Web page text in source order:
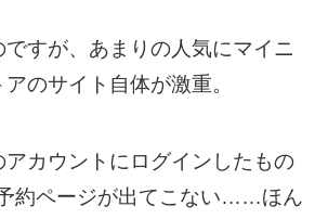
すが、あまりの人気にマイニ
のサイト自体が激重。
アカウントにログインしたもの
約ページが出てこない……ほん